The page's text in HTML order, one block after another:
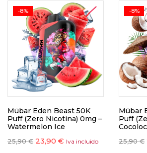
-8%
Mübar Eden Beast 50K
Puff (Zero Nicotina) 0mg –
Watermelon Ice
25,90€ 23,90 € Iva incluido
-8%
Mübar
Puff
25,90€